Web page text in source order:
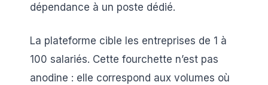
dépendance à un poste dédié.
La plateforme cible les entreprises de 1 à
100 salariés. Cette fourchette n’est pas
anodine : elle correspond aux volumes où